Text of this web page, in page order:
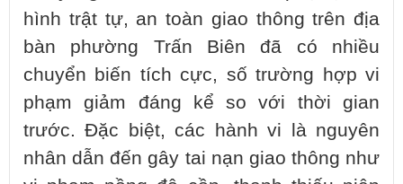
hình trật tự, an toàn giao thông trên địa
bàn phường Trấn Biên đã có nhiều
chuyển biến tích cực, số trường hợp vi
phạm giảm đáng kể so với thời gian
trước. Đặc biệt, các hành vi là nguyên
nhân dẫn đến gây tai nạn giao thông như